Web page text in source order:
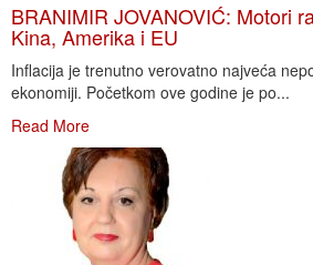
BRANIMIR JOVANOVIĆ: Motori
Kina, Amerika i EU
Inflacija je trenutno verovatno najveća
ekonomiji. Početkom ove godine je po...
Read More